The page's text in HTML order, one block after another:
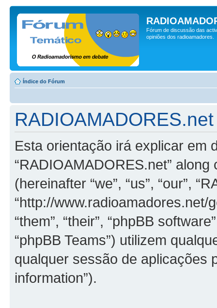
Fórum de discussão das
opiniões dos radioamadores.
Índice do Fórum
Esta orientação irá explicar em
“RADIOAMADORES.net”
(hereinafter “we”, “us”, “our”,
“http://www.radioamadores.net/
“them”, “their”, “phpBB
“phpBB Teams”) utilizem
qualquer sessão de aplicações
information”).